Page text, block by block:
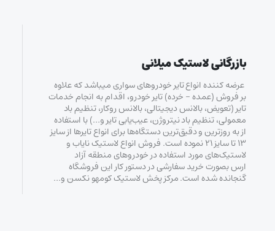
بازرگانی لاستیک میلانی
عرضه کننده انواع تایر خودروهای سواری میباشد که علاوه
بر فروش (عمده – خرده‌) تایر خودرو، اقدام به انجام خدمات
تایر (تعویض، بالانس دیجیتالی، بالانس روکار، تنظیم باد
معمولی، تنظیم باد نیتروژن، عیب‌یابی تایر و…) با استفاده
از به روزترین و دقیق‌ترین دستگاه‌ها برای انواع تایرها از سایز
۱۳ تا سایز ۲۱ نموده است. فروش انواع لاستیک‌ نایاب و
لاستیک‌های مورد استفاده در خودروهای منطقه آزاد
ارس بصورت خرید سفارشی در دستور کار این فروشگاه
گنجانده شده است. مرکز پخش لاستیک کومهو نکسن و…